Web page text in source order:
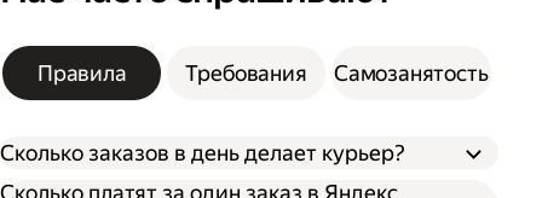
Правила Требования Самозанятость
Сколько заказов в день делает курьер?
Сколько платят за один заказ в Яндекс